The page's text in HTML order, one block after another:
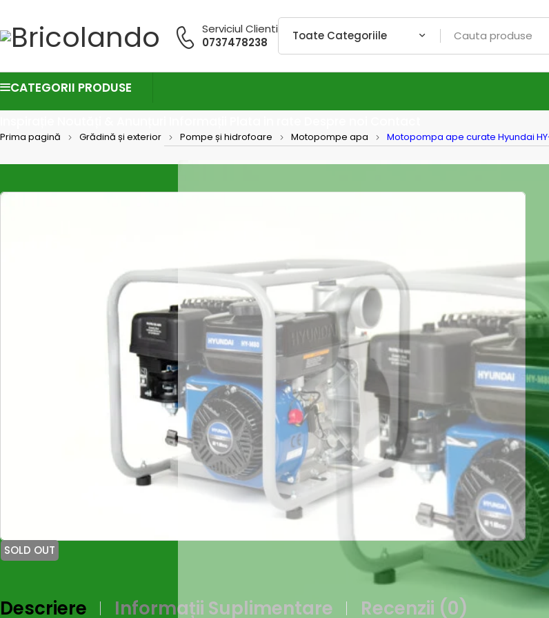
Serviciul Clienti
0737478238
CATEGORII PRODUSE
Prima pagină Grădină și exterior Pompe și hidrofoare Motopompe apa Motopompa ape curate Hyundai
SOLD OUT
Descriere Informații Suplimentare Recenzii (0)